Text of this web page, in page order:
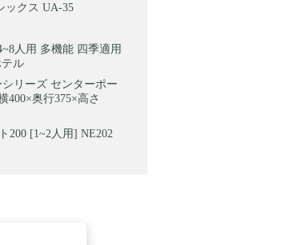
ックス UA-35
人用 多機能 四季適用
ル
リーズ センターポー
400×奥行375×高さ
200 [1~2人用] NE202